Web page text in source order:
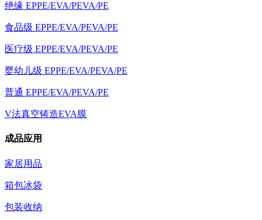
绝缘 EPPE/EVA/PEVA/PE
食品级 EPPE/EVA/PEVA/PE
医疗级 EPPE/EVA/PEVA/PE
婴幼儿级 EPPE/EVA/PEVA/PE
普通 EPPE/EVA/PEVA/PE
V法真空铸造EVA膜
成品应用
家居用品
箱包冰袋
包装收纳